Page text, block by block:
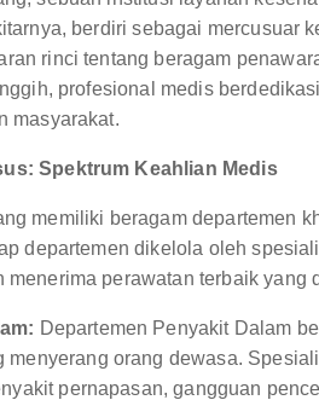
berdiri sebagai mercusuar
rinci tentang beragam
profesional medis
masyarakat.
Spektrum Keahlian Medis
memiliki beragam departemen
departemen dikelola oleh
menerima perawatan terbaik
Departemen Penyakit Dalam
menyerang orang dewasa.
pernapasan, gangguan